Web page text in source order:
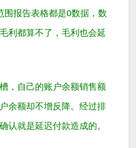
围报告表格都是0数据，数
利都算不了，毛利也会延
，自己的账户余额销售额
余额却不增反降。经过排
认就是延迟付款造成的。